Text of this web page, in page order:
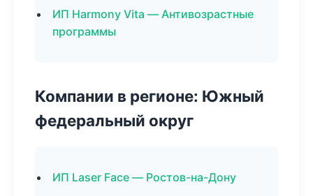
ИП Harmony Vita — Антивозрастные
программы
Компании в регионе: Южный
федеральный округ
ИП Laser Face — Ростов-на-Дону